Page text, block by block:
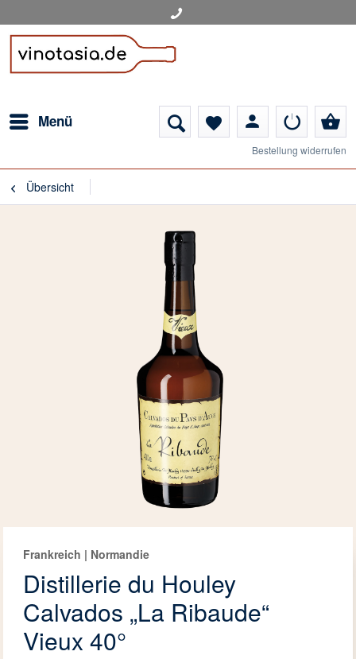
Menü favorite person shopping_basket
Bestellung widerrufen
Übersicht
Frankreich | Normandie
Distillerie du Houley
Calvados „La Ribaude“
Vieux 40°